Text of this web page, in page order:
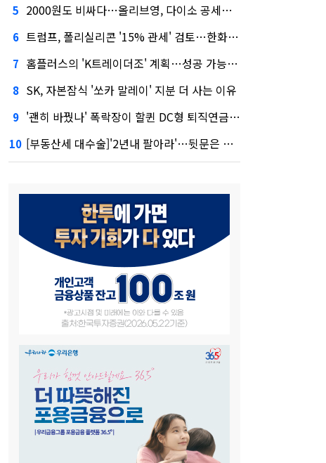
5 2000원도 비싸다…올리브영, 다이소 공세에 '가성비'로 맞불
6 트럼프, 폴리실리콘 '15% 관세' 검토…한화큐셀·OCI 영향은?
7 홈플러스의 'K트레이더조' 계획…성공 가능성은 '글쎄'
8 SK, 자본잠식 '쏘카 말레이' 지분 더 사는 이유
9 '괜히 바꿨나' 폭락장이 할퀸 DC형 퇴직연금…전문가 조언은
10 [부동산세 대수술]'2년내 팔아라'…뒷문은 열었다